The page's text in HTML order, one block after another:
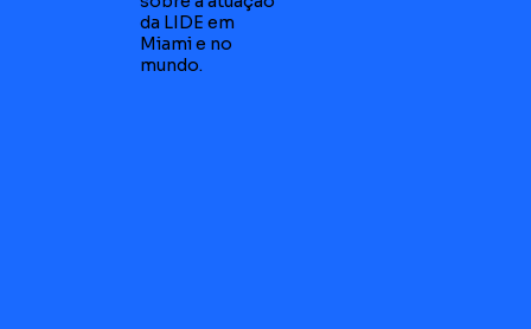
da LIDE em
Miami e no
mundo.